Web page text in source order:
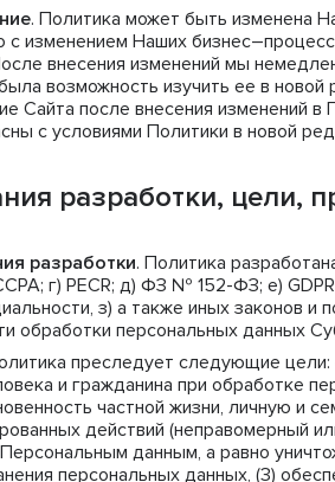
. Политика может быть изменена
с изменением Наших
внесения изменений мы
возможность изучить ее в
Сайта после внесения изменений
с условиями Политики в новой
разработки, цели,
разработки. Политика
г) PECR; д) ФЗ № 152-ФЗ; е)
з) а также иных законов и
обработки персональных данных
преследует следующие цели:
и гражданина при обработке
частной жизни, личную и
действий (неправомерный
данным, а равно
персональных данных, (3)